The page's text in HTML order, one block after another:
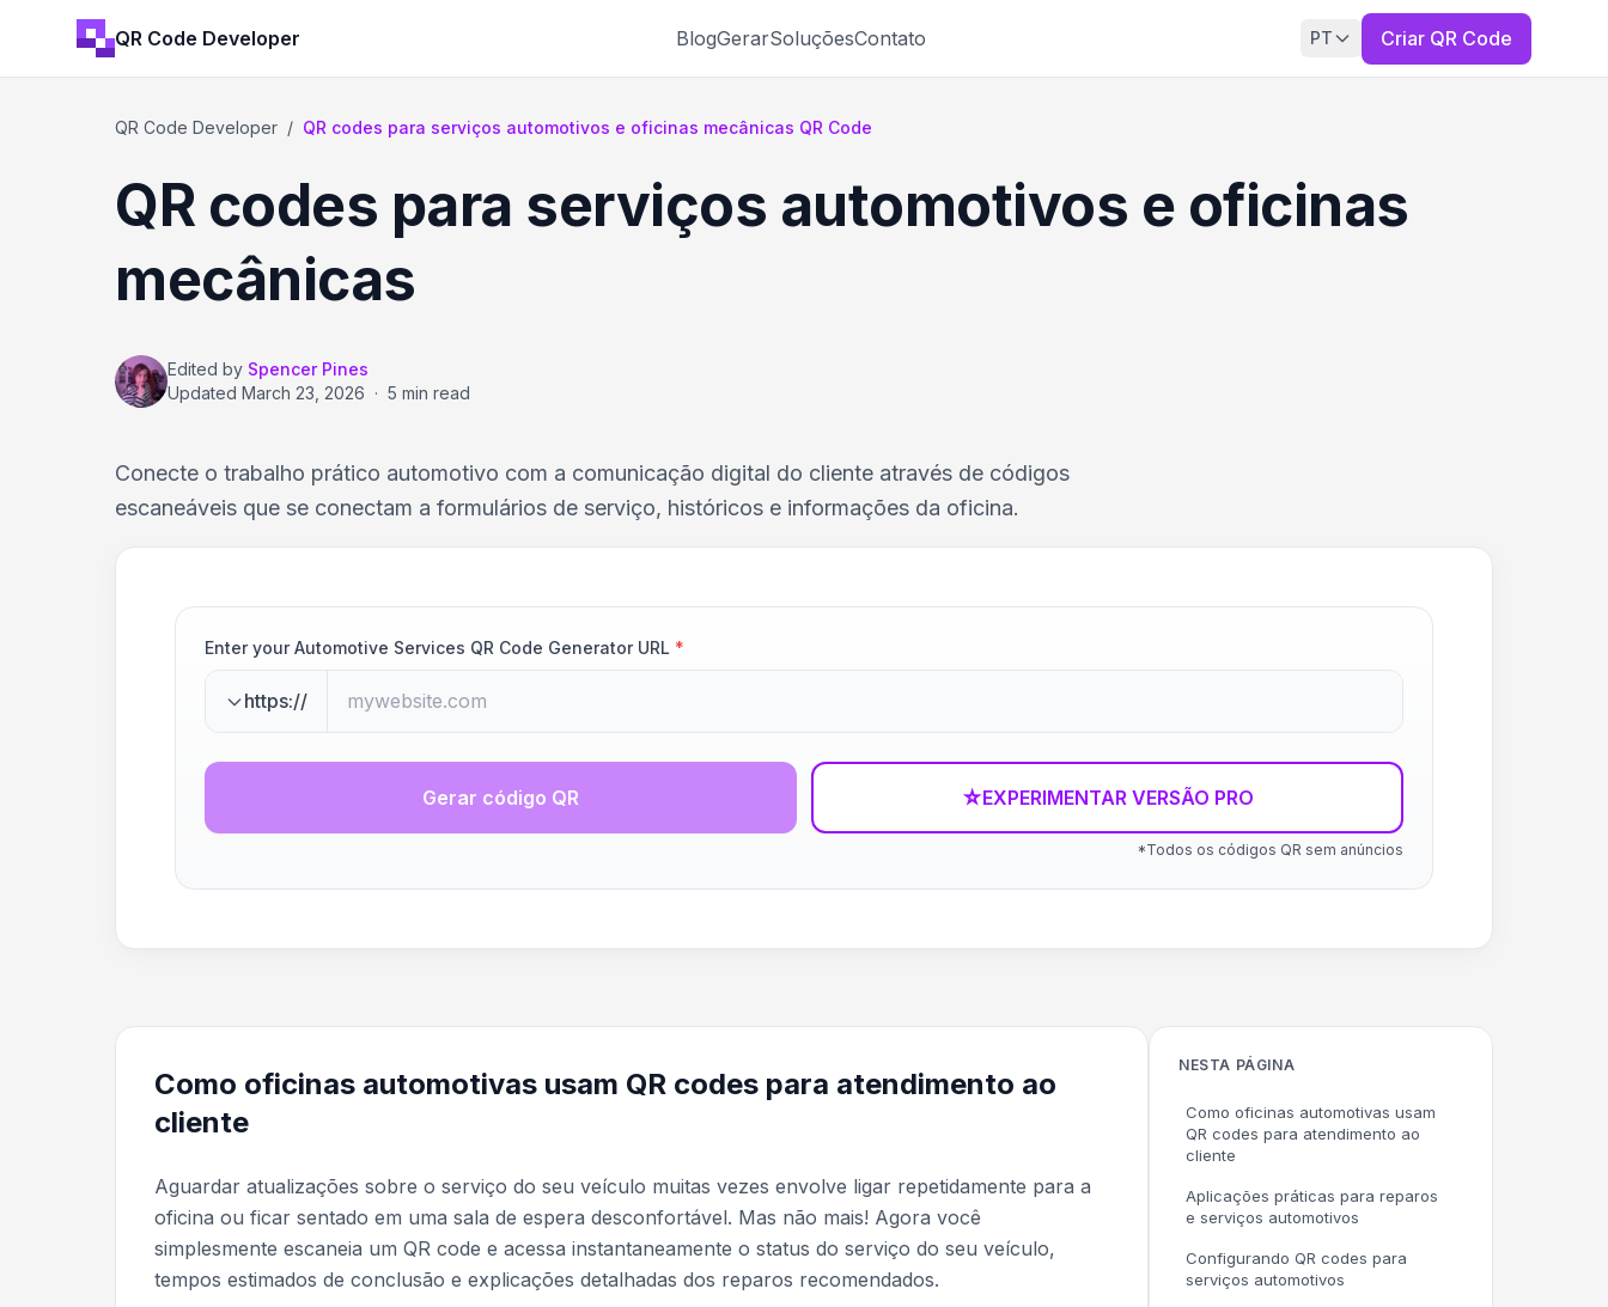
QR Code Developer BlogGerarSoluçõesContato PT Criar QR Code
QR Code Developer / QR codes para serviços automotivos e oficinas mecânicas QR Code
QR codes para serviços automotivos e oficinas
mecânicas
Edited by Spencer Pines
Updated March 23, 2026 · 5 min read
Conecte o trabalho prático automotivo com a comunicação digital do cliente através de códigos
escaneáveis que se conectam a formulários de serviço, históricos e informações da oficina.
Enter your Automotive Services QR Code Generator URL *
https://
Gerar código QR ☆EXPERIMENTAR VERSÃO PRO
*Todos os códigos QR sem anúncios
Como oficinas automotivas usam QR codes para atendimento ao
cliente
Aguardar atualizações sobre o serviço do seu veículo muitas vezes envolve ligar repetidamente para a
oficina ou ficar sentado em uma sala de espera desconfortável. Mas não mais! Agora você
simplesmente escaneia um QR code e acessa instantaneamente o status do serviço do seu veículo,
tempos estimados de conclusão e explicações detalhadas dos reparos recomendados.
NESTA PÁGINA
Como oficinas automotivas usam
QR codes para atendimento ao
cliente
Aplicações práticas para reparos
e serviços automotivos
Configurando QR codes para
serviços automotivos